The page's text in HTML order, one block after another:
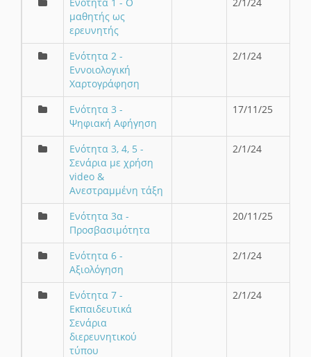
μαθητής ως
ερευνητής
Ενότητα 2 -
Εννοιολογική
Χαρτογράφηση
2/1/24
Ενότητα 3 -
Ψηφιακή Αφήγηση
17/11/25
Ενότητα 3, 4, 5 -
Σενάρια με χρήση
video &
Ανεστραμμένη τάξη
2/1/24
Ενότητα 3α -
Προσβασιμότητα
20/11/25
Ενότητα 6 -
Αξιολόγηση
2/1/24
Ενότητα 7 -
Εκπαιδευτικά
Σενάρια
διερευνητικού
τύπου
2/1/24